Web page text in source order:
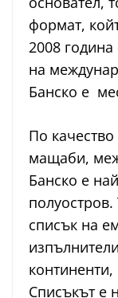
формат,
2008
на
Банско е
По
мащаби,
Банско е
списък на
континенти,
Списъкът е